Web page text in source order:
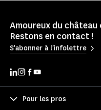
Amoureux du château
Restons en contact !
S'abonner à l'infolettre
Pour les pros